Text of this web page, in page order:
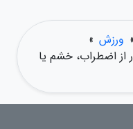
» ورزش »
از اضطراب، خشم یا